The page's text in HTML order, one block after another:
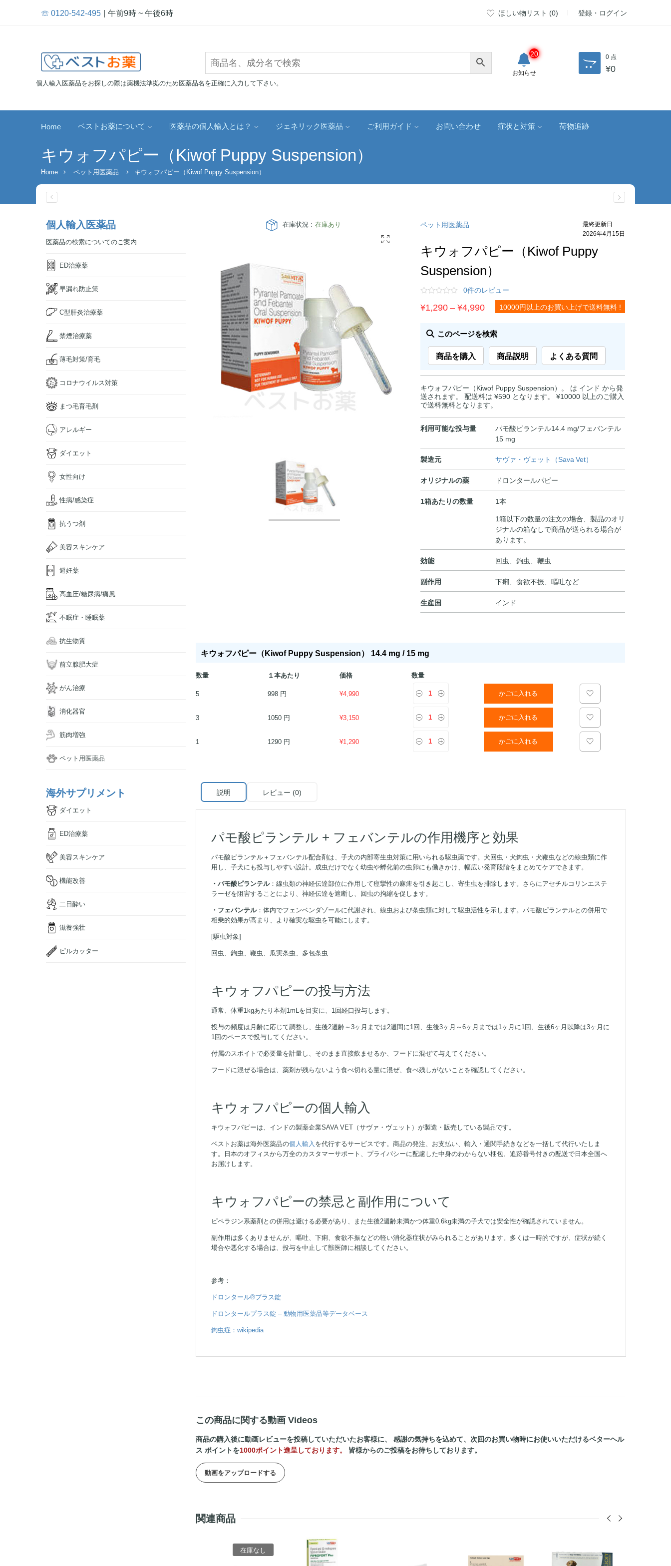
☏ 0120-542-495 午前9時 ~ 午後6時 ほしい物リスト (0) 登録・ログイン
お知らせ
20 0 点
¥0
個人輸入医薬品をお探しの際は薬機法準拠のため医薬品名を正確に入力して下さい。
Home ベストお薬について 医薬品の個人輸入とは？ ジェネリック医薬品 ご利用ガイド お問い合わせ 症状と対策 荷物追跡
キウォフパピー（Kiwof Puppy Suspension）
Home ペット用医薬品 キウォフパピー（Kiwof Puppy Suspension）
在庫状況 : 在庫あり ペット用医薬品
最終更新日
2026年4月15日
キウォフパピー（Kiwof Puppy
Suspension）
0件のレビュー
¥1,290–¥4,990価
帯:
¥1,290
¥4,990
10000円以上のお買い上げで送料無料 !
このページを検索
商品を購入 商品説明 よくある質問
キウォフパピー（Kiwof Puppy Suspension）。 は インド から発
送されます。 配送料は ¥590 となります。 ¥10000 以上のご購入
で送料無料となります。
利用可能な投与量
パモ酸ピランテル14.4 mg/フェバンテル
15 mg
製造元 サヴァ・ヴェット（Sava Vet）
オリジナルの薬 ドロンタールパピー
1箱あたりの数量
1本
1箱以下の数量の注文の場合、製品のオリ
ジナルの箱なしで商品が送られる場合が
あります。
効能 回虫、鉤虫、鞭虫
副作用 下痢、食欲不振、嘔吐など
生産国 インド
キウォフパピー（Kiwof Puppy Suspension） 14.4 mg / 15 mg
数量 １本あたり 価格
数量
5
998 円 ¥4,990 かごに入れる
3 1050 円 ¥3,150 かごに入れる
1 1290 円 ¥1,290 かごに入れる
説明 レビュー (0)
パモ酸ピランテル + フェバンテルの作用機序と効果
パモ酸ピランテル＋フェバンテル配合剤は、子犬の内部寄生虫対策に用いられる駆虫薬です。犬回虫・犬鉤虫・犬鞭虫などの線虫類に作
用し、子犬にも投与しやすい設計。成虫だけでなく幼虫や孵化前の虫卵にも働きかけ、幅広い発育段階をまとめてケアできます。
・パモ酸ピランテル：線虫類の神経伝達部位に作用して痙攣性の麻痺を引き起こし、寄生虫を排除します。さらにアセチルコリンエステ
ラーゼを阻害することにより、神経伝達を遮断し、回虫の拘縮を促します。
・フェバンテル：体内でフェンベンダゾールに代謝され、線虫および条虫類に対して駆虫活性を示します。パモ酸ピランテルとの併用で
相乗的効果が高まり、より確実な駆虫を可能にします。
[駆虫対象]
回虫、鉤虫、鞭虫、瓜実条虫、多包条虫
キウォフパピーの投与方法
通常、体重1kgあたり本剤1mLを目安に、1回経口投与します。
投与の頻度は月齢に応じて調整し、生後2週齢～3ヶ月までは2週間に1回、生後3ヶ月～6ヶ月までは1ヶ月に1回、生後6ヶ月以降は3ヶ月に
1回のペースで投与してください。
付属のスポイトで必要量を計量し、そのまま直接飲ませるか、フードに混ぜて与えてください。
フードに混ぜる場合は、薬剤が残らないよう食べ切れる量に混ぜ、食べ残しがないことを確認してください。
キウォフパピーの個人輸入
キウォフパピーは、インドの製薬企業SAVA VET（サヴァ・ヴェット）が製造・販売している製品です。
ベストお薬は海外医薬品の個人輸入を代行するサービスです。商品の発注、お支払い、輸入・通関手続きなどを一括して代行いたしま
す。日本のオフィスから万全のカスタマーサポート、プライバシーに配慮した中身のわからない梱包、追跡番号付きの配送で日本全国へ
お届けします。
キウォフパピーの禁忌と副作用について
ピペラジン系薬剤との併用は避ける必要があり、また生後2週齢未満かつ体重0.6kg未満の子犬では安全性が確認されていません。
副作用は多くありませんが、嘔吐、下痢、食欲不振などの軽い消化器症状がみられることがあります。多くは一時的ですが、症状が続く
場合や悪化する場合は、投与を中止して獣医師に相談してください。
参考：
ドロンタール®プラス錠
ドロンタールプラス錠 – 動物用医薬品等データベース
鉤虫症：wikipedia
この商品に関する動画 Videos
商品の購入後に動画レビューを投稿していただいたお客様に、 感謝の気持ちを込めて、次回のお買い物時にお使いいただけるベターヘル
ス ポイントを1000ポイント進呈しております。 皆様からのご投稿をお待ちしております。
動画をアップロードする
関連商品
在庫なし
個人輸入医薬品
医薬品の検索についてのご案内
ED治療薬
早漏れ防止策
C型肝炎治療薬
禁煙治療薬
薄毛対策/育毛
コロナウイルス対策
まつ毛育毛剤
アレルギー
ダイエット
女性向け
性病/感染症
抗うつ剤
美容スキンケア
避妊薬
高血圧/糖尿病/痛風
不眠症・睡眠薬
抗生物質
前立腺肥大症
がん治療
消化器官
筋肉増強
ペット用医薬品
海外サプリメント
ダイエット
ED治療薬
美容スキンケア
機能改善
二日酔い
滋養強壮
ピルカッター